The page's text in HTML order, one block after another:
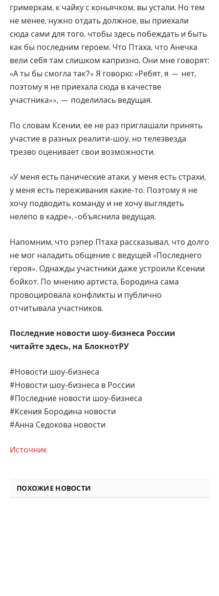
гримеркам, к чайку с коньячком, вы устали. Но тем
не менее, нужно отдать должное, вы приехали
сюда сами для того, чтобы здесь побеждать и быть
как бы последним героем. Что Птаха, что Анечка
вели себя там слишком капризно. Они мне говорят:
«А ты бы смогла так?» Я говорю: «Ребят, я — нет,
поэтому я не приехала сюда в качестве
участника»», — поделилась ведущая.
По словам Ксении, ее не раз приглашали принять
участие в разных реалити-шоу, но телезвезда
трезво оценивает свои возможности.
«У меня есть панические атаки, у меня есть страхи,
у меня есть переживания какие-то. Поэтому я не
хочу подводить команду и не хочу выглядеть
нелепо в кадре», - объяснила ведущая.
Напомним, что рэпер Птаха рассказывал, что долго
не мог наладить общение с ведущей «Последнего
героя». Однажды участники даже устроили Ксении
бойкот. По мнению артиста, Бородина сама
провоцировала конфликты и публично
отчитывала участников.
Последние новости шоу-бизнеса России
читайте здесь, на БлокнотРУ
#Новости шоу-бизнеса
#Новости шоу-бизнеса в России
#Последние новости шоу-бизнеса
#Ксения Бородина новости
#Анна Седокова новости
Источник
ПОХОЖИЕ НОВОСТИ